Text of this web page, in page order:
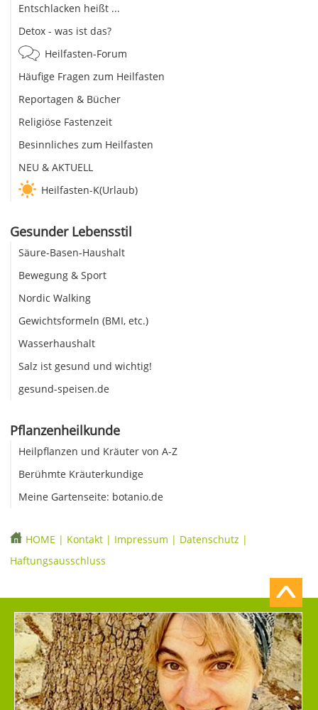
Entschlacken heißt ...
Detox - was ist das?
Heilfasten-Forum
Häufige Fragen zum Heilfasten
Reportagen & Bücher
Religiöse Fastenzeit
Besinnliches zum Heilfasten
NEU & AKTUELL
Heilfasten-K(Urlaub)
Gesunder Lebensstil
Säure-Basen-Haushalt
Bewegung & Sport
Nordic Walking
Gewichtsformeln (BMI, etc.)
Wasserhaushalt
Salz ist gesund und wichtig!
gesund-speisen.de
Pflanzenheilkunde
Heilpflanzen und Kräuter von A-Z
Berühmte Kräuterkundige
Meine Gartenseite: botanio.de
HOME | Kontakt | Impressum | Datenschutz |
Haftungsausschluss